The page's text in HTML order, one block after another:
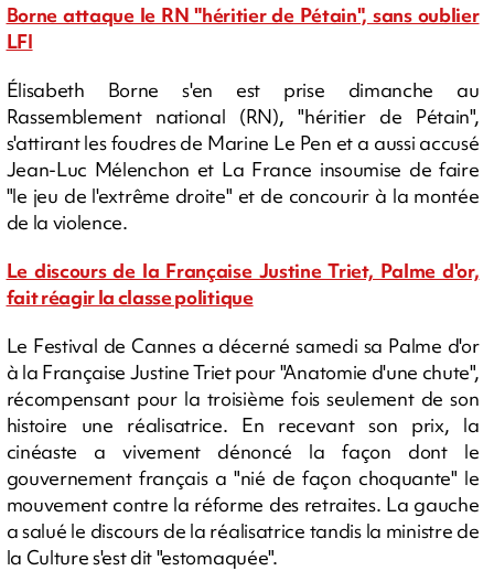
Borne attaque le RN "héritier de Pétain", sans oublier
LFI
Élisabeth Borne s'en est prise dimanche au
Rassemblement national (RN), "héritier de Pétain",
s'attirant les foudres de Marine Le Pen et a aussi accusé
Jean-Luc Mélenchon et La France insoumise de faire
"le jeu de l'extrême droite" et de concourir à la montée
de la violence.
Le discours de la Française Justine Triet, Palme d'or,
fait réagir la classe politique
Le Festival de Cannes a décerné samedi sa Palme d'or
à la Française Justine Triet pour "Anatomie d'une chute",
récompensant pour la troisième fois seulement de son
histoire une réalisatrice. En recevant son prix, la
cinéaste a vivement dénoncé la façon dont le
gouvernement français a "nié de façon choquante" le
mouvement contre la réforme des retraites. La gauche
a salué le discours de la réalisatrice tandis la ministre de
la Culture s'est dit "estomaquée".